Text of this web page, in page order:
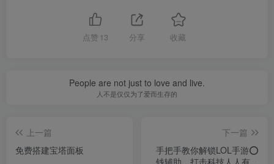
点赞 13 分享 收藏
People are not just to love and live.
人不是仅仅为了爱而生存的
上一篇
免费搭建宝塔面板
下一篇
手把手教你解锁LOL手游⭕
钱辅助，打击科技人人有责